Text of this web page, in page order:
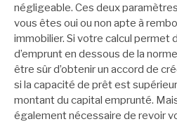
négligeable. Ces deux
vous êtes oui ou non apte à
immobilier. Si votre calcul permet
d’emprunt en dessous de la
être sûr d’obtenir un accord de
si la capacité de prêt est
montant du capital emprunté.
également nécessaire de revoir